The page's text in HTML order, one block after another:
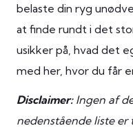
belaste din ryg
at finde rundt i det
usikker på, hvad det
med her, hvor du får
Disclaimer:Ingen af
nedenstående liste